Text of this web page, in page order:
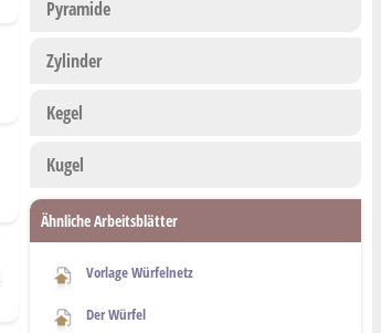
Pyramide
Zylinder
Kegel
Kugel
Ähnliche Arbeitsblätter
Vorlage Würfelnetz
Der Würfel